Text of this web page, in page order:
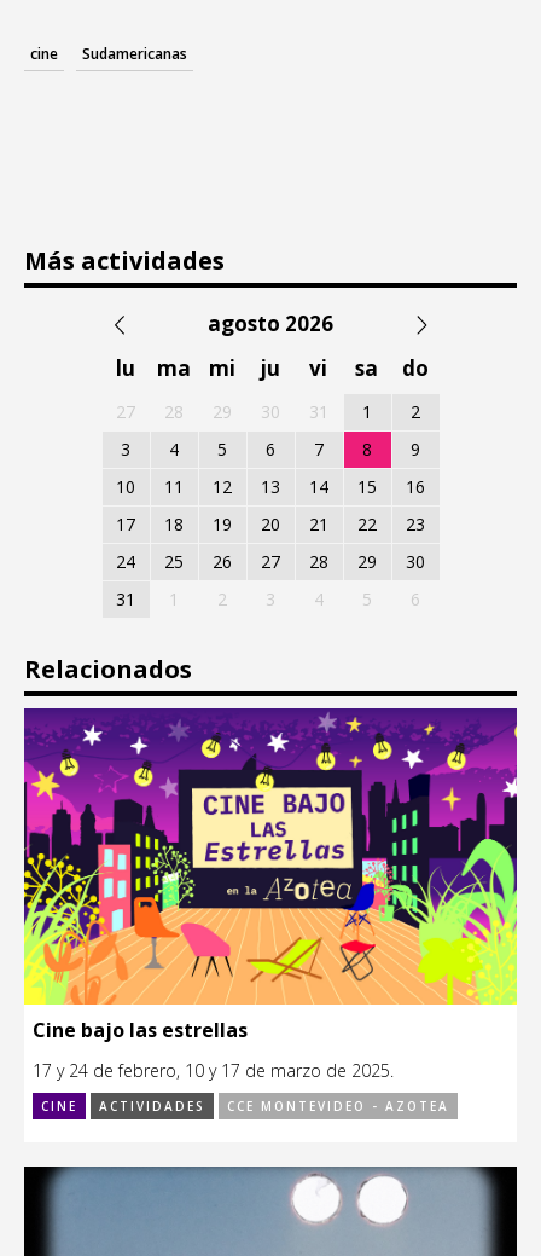
cine Sudamericanas
Más actividades
agosto 2026
lu
ma mi ju vi sa do
27 28 29 30 31 1
2
3
4 5 6 7 8
9
10
11 12 13 14 15
16
17
18 19 20 21 22
23
24
25 26 27 28 29
30
31
1 2 3 4 5 6
Relacionados
Cine bajo las estrellas
17 y 24 de febrero, 10 y 17 de marzo de 2025.
CINE ACTIVIDADES CCE MONTEVIDEO - AZOTEA